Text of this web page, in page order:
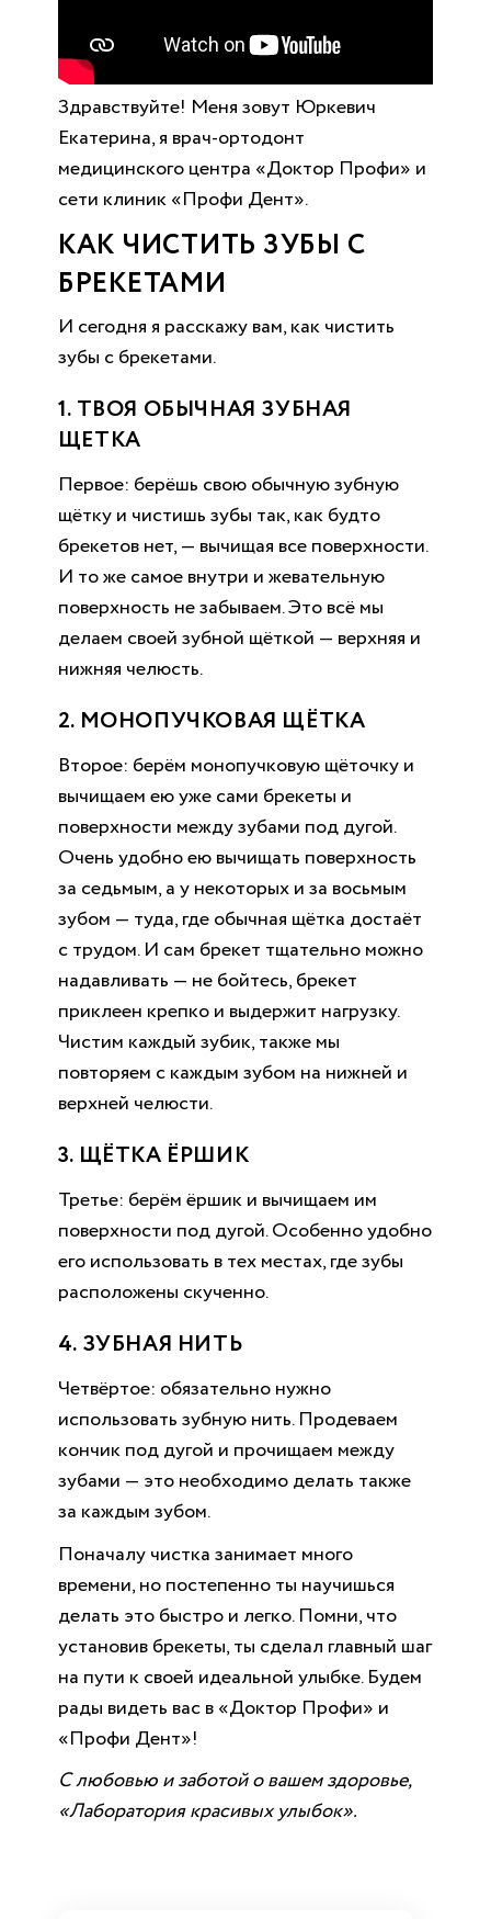
Здравствуйте! Меня зовут Юркевич
Екатерина, я врач-ортодонт
медицинского центра «Доктор Профи» и
сети клиник «Профи Дент».
КАК ЧИСТИТЬ ЗУБЫ С
БРЕКЕТАМИ
И сегодня я расскажу вам, как чистить
зубы с брекетами.
1. ТВОЯ ОБЫЧНАЯ ЗУБНАЯ
ЩЕТКА
Первое: берёшь свою обычную зубную
щётку и чистишь зубы так, как будто
брекетов нет, — вычищая все поверхности.
И то же самое внутри и жевательную
поверхность не забываем. Это всё мы
делаем своей зубной щёткой — верхняя и
нижняя челюсть.
2. МОНОПУЧКОВАЯ ЩЁТКА
Второе: берём монопучковую щёточку и
вычищаем ею уже сами брекеты и
поверхности между зубами под дугой.
Очень удобно ею вычищать поверхность
за седьмым, а у некоторых и за восьмым
зубом — туда, где обычная щётка достаёт
с трудом. И сам брекет тщательно можно
надавливать — не бойтесь, брекет
приклеен крепко и выдержит нагрузку.
Чистим каждый зубик, также мы
повторяем с каждым зубом на нижней и
верхней челюсти.
3. ЩЁТКА ЁРШИК
Третье: берём ёршик и вычищаем им
поверхности под дугой. Особенно удобно
его использовать в тех местах, где зубы
расположены скученно.
4. ЗУБНАЯ НИТЬ
Четвёртое: обязательно нужно
использовать зубную нить. Продеваем
кончик под дугой и прочищаем между
зубами — это необходимо делать также
за каждым зубом.
Поначалу чистка занимает много
времени, но постепенно ты научишься
делать это быстро и легко. Помни, что
установив брекеты, ты сделал главный шаг
на пути к своей идеальной улыбке. Будем
рады видеть вас в «Доктор Профи» и
«Профи Дент»!
С любовью и заботой о вашем здоровье,
«Лаборатория красивых улыбок».